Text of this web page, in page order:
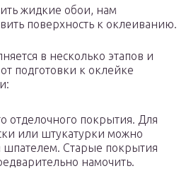
жидкие обои, нам
поверхность к оклеиванию.
в несколько этапов и
подготовки к оклейке
отделочного покрытия. Для
или штукатурки можно
шпателем. Старые покрытия
намочить.